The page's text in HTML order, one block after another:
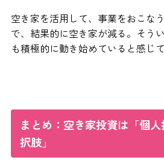
空き家を活用して、事業をおこな
で、結果的に空き家が減る。そう
も積極的に動き始めていると感じて
まとめ：空き家投資は「個
択肢」